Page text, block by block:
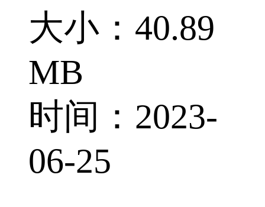
大小：40.89
MB
时间：2023-
06-25